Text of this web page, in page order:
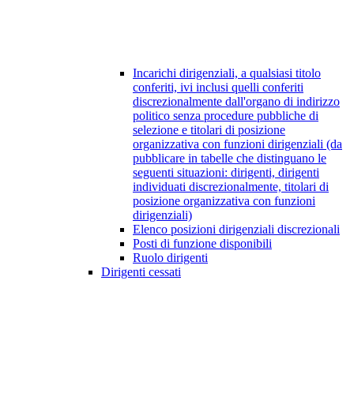
Incarichi dirigenziali, a qualsiasi titolo
conferiti, ivi inclusi quelli conferiti
discrezionalmente dall'organo di indirizzo
politico senza procedure pubbliche di
selezione e titolari di posizione
organizzativa con funzioni dirigenziali (da
pubblicare in tabelle che distinguano le
seguenti situazioni: dirigenti, dirigenti
individuati discrezionalmente, titolari di
posizione organizzativa con funzioni
dirigenziali)
Elenco posizioni dirigenziali discrezionali
Posti di funzione disponibili
Ruolo dirigenti
Dirigenti cessati